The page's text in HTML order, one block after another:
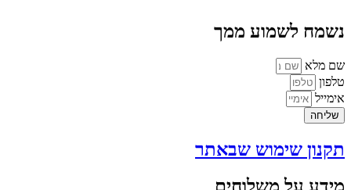
נשמח לשמוע ממך
שם מלא
טלפון
אימייל
שליחה
תקנון שימוש שבאתר